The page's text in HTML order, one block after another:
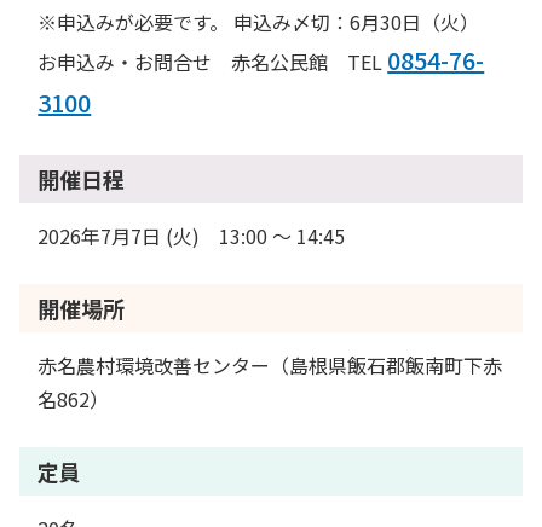
※申込みが必要です。 申込み〆切：6月30日（火）
お申込み・お問合せ 赤名公民館 TEL 0854-76-
3100
開催日程
2026年7月7日 (火) 13:00 〜 14:45
開催場所
赤名農村環境改善センター（島根県飯石郡飯南町下赤
名862）
定員